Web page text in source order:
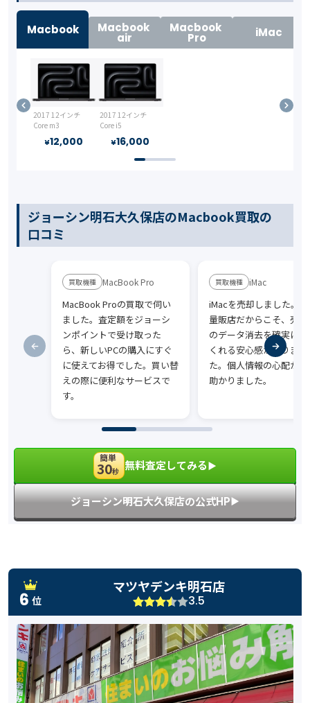
Macbook Macbook
air
Macbook
Pro iMac
2017 12インチ
Core m3
¥12,000
2017 12インチ
Core i5
¥16,000
ジョーシン明石大久保店のMacbook買取の
口コミ
MacBook Pro
MacBook Proの買取で伺い
ました。査定額をジョーシ
ンポイントで受け取った
ら、新しいPCの購入にすぐ
に使えてお得でした。買い替
えの際に便利なサービスで
す。
iMac
iMacを売却しました。
量販店だからこそ、売
のデータ消去を確実に行
くれる安心感がありまし
た。個人情報の心配が
助かりました。
簡単
30秒 無料査定してみる▶︎
ジョーシン明石大久保店の公式HP▶︎
6 位
マツヤデンキ明石店
3.5